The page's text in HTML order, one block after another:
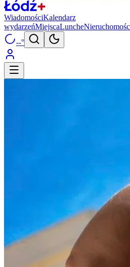
WiadomościKalendarz
wydarzeńMiejscaLunche
--°